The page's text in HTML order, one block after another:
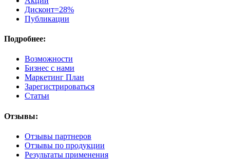
Дисконт=28%
Публикации
Подробнее:
Возможности
Бизнес с нами
Маркетинг План
Зарегистрироваться
Статьи
Отзывы:
Отзывы партнеров
Отзывы по продукции
Результаты применения